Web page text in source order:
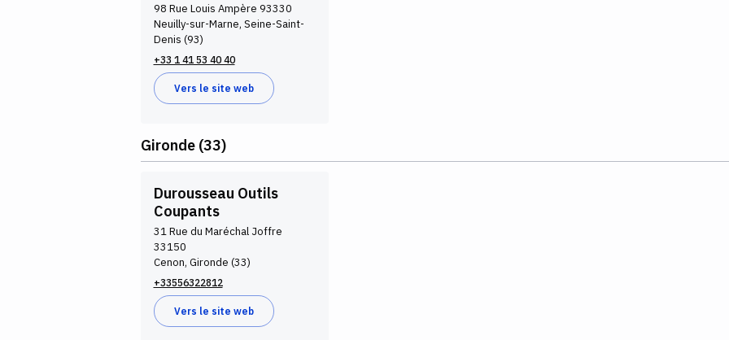
98 Rue Louis Ampère 93330
Neuilly-sur-Marne, Seine-Saint-
Denis (93)
+33 1 41 53 40 40
Vers le site web
Gironde (33)
Durousseau Outils
Coupants
31 Rue du Maréchal Joffre
33150
Cenon, Gironde (33)
+33556322812
Vers le site web